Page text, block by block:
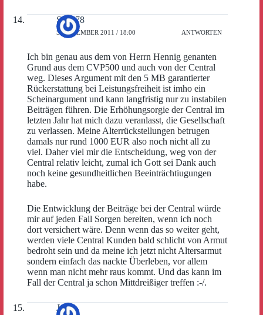
Sepp78
5. DEZEMBER 2011 / 18:00 ANTWORTEN
Ich bin genau aus dem von Herrn Hennig genanten
Grund aus dem CVP500 und auch von der Central
weg. Dieses Argument mit den 5 MB garantierter
Rückerstattung bei Leistungsfreiheit ist imho ein
Scheinargument und kann langfristig nur zu instabilen
Beiträgen führen. Die Erhöhungsorgie der Central im
letzten Jahr hat mich dazu veranlasst, die Gesellschaft
zu verlassen. Meine Alterrückstellungen betrugen
damals nur rund 1000 EUR also noch nicht all zu
viel. Daher viel mir die Entscheidung, weg von der
Central relativ leicht, zumal ich Gott sei Dank auch
noch keine gesundheitlichen Beeinträchtiugungen
habe.
Die Entwicklung der Beiträge bei der Central würde
mir auf jeden Fall Sorgen bereiten, wenn ich noch
dort versichert wäre. Denn wenn das so weiter geht,
werden viele Central Kunden bald schlicht von Armut
bedroht sein und da meine ich jetzt nicht Altersarmut
sondern einfach das nackte Überleben, vor allem
wenn man nicht mehr raus kommt. Und das kann im
Fall der Central ja schon Mittdreißiger treffen :-/.
Johi